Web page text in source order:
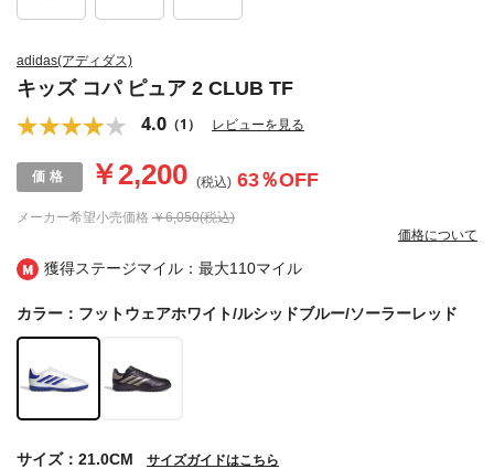
獲得ステージマイル：最大110マイル
adidas(アディダス)
キッズ コパ ピュア 2 CLUB TF
4.0 （1） レビューを見る
メーカー希望小売価格 ￥6,050(税込)
￥2,200 (税込) 63％OFF
価格について
カラー：フットウェアホワイト/ルシッドブルー/ソーラーレッド
サイズ：21.0CM サイズガイドはこちら